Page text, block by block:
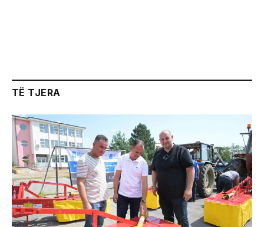
TË TJERA